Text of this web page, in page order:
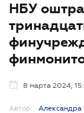
НБУ
8 марта 2024,
Автор: Александра